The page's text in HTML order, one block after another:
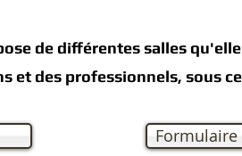
de différentes salles
et des professionnels, sous